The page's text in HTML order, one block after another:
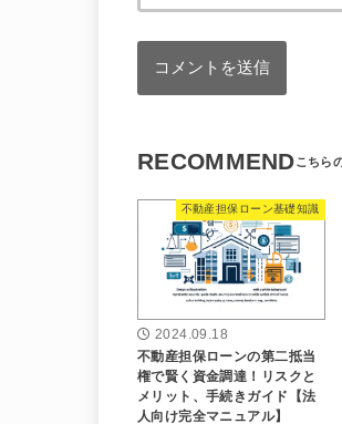
RECOMMEND
不動産担保ローン基礎知識
2024.09.18
不動産担保ローンの第二抵当
権で賢く資金調達！リスクと
メリット、手続きガイド【法
人向け完全マニュアル】